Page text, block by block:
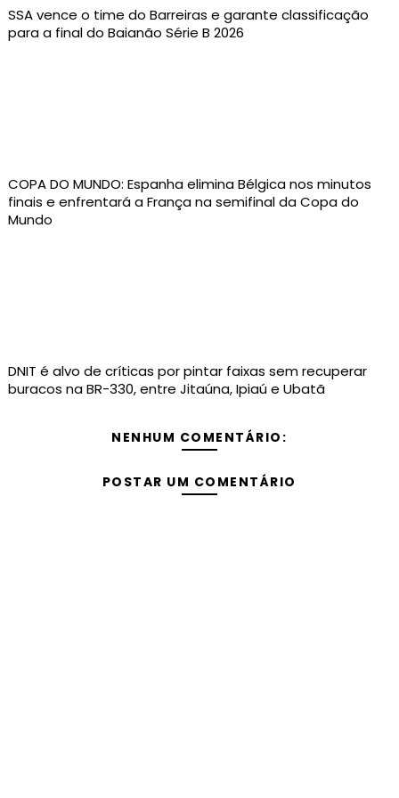
SSA vence o time do Barreiras e garante classificação
para a final do Baianão Série B 2026
COPA DO MUNDO: Espanha elimina Bélgica nos minutos
finais e enfrentará a França na semifinal da Copa do
Mundo
DNIT é alvo de críticas por pintar faixas sem recuperar
buracos na BR-330, entre Jitaúna, Ipiaú e Ubatã
NENHUM COMENTÁRIO:
POSTAR UM COMENTÁRIO